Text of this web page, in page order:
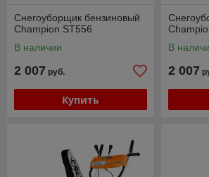
Снегоуборщик бензиновый
Champion ST556
В наличии
2 007 руб.
Купить
В
2 007